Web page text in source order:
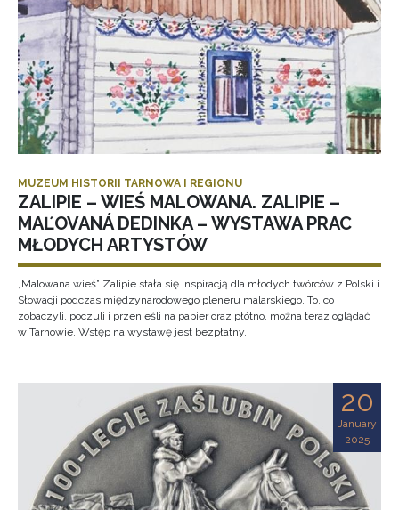
MUZEUM HISTORII TARNOWA I REGIONU
ZALIPIE – WIEŚ MALOWANA. ZALIPIE –
MAĽOVANÁ DEDINKA – WYSTAWA PRAC
MŁODYCH ARTYSTÓW
„Malowana wieś” Zalipie stała się inspiracją dla młodych twórców z Polski i
Słowacji podczas międzynarodowego pleneru malarskiego. To, co
zobaczyli, poczuli i przenieśli na papier oraz płótno, można teraz oglądać
w Tarnowie. Wstęp na wystawę jest bezpłatny.
20
January
2025